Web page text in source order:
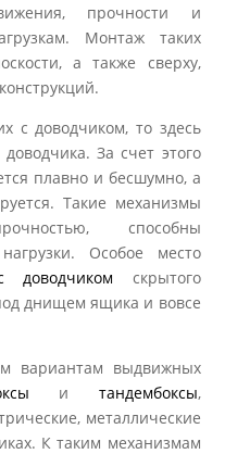
прочности и
Монтаж таких
а также сверху,
с доводчиком, то здесь
За счет этого
плавно и бесшумно, а
Такие механизмы
способны
Особое место
доводчиком скрытого
днищем ящика и вовсе
вариантам выдвижных
и тандембоксы,
металлические
К таким механизмам